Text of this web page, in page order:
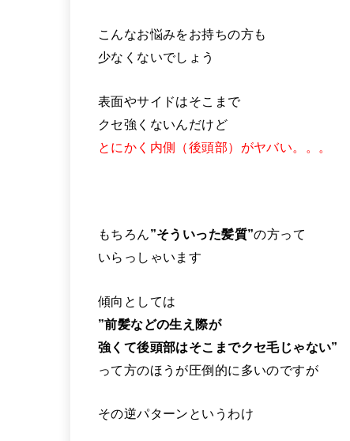
こんなお悩みをお持ちの方も
少なくないでしょう
表面やサイドはそこまで
クセ強くないんだけど
とにかく内側（後頭部）がヤバい。。。
もちろん”そういった髪質”の方って
いらっしゃいます
傾向としては
”前髪などの生え際が
強くて後頭部はそこまでクセ毛じゃない”
って方のほうが圧倒的に多いのですが
その逆パターンというわけ